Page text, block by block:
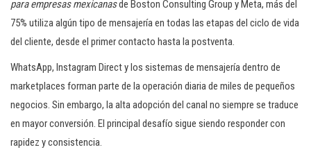
para empresas mexicanasde Boston Consulting Group y Meta, más del
75% utiliza algún tipo de mensajería en todas las etapas del ciclo de vida
del cliente, desde el primer contacto hasta la postventa.
WhatsApp, Instagram Direct y los sistemas de mensajería dentro de
marketplaces forman parte de la operación diaria de miles de pequeños
negocios. Sin embargo, la alta adopción del canal no siempre se traduce
en mayor conversión. El principal desafío sigue siendo responder con
rapidez y consistencia.